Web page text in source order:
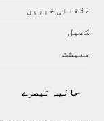
علاقائی خبريں
کھيل
معيشت
حالیہ تبصرے